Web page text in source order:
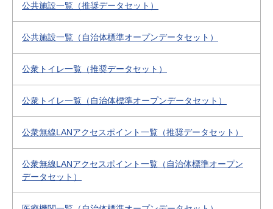
公共施設一覧（推奨データセット）
公共施設一覧（自治体標準オープンデータセット）
公衆トイレ一覧（推奨データセット）
公衆トイレ一覧（自治体標準オープンデータセット）
公衆無線LANアクセスポイント一覧（推奨データセット）
公衆無線LANアクセスポイント一覧（自治体標準オープン
データセット）